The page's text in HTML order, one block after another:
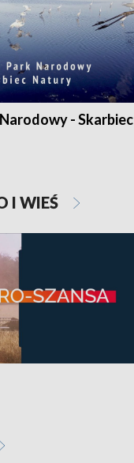
- Skarbiec
I WIEŚ